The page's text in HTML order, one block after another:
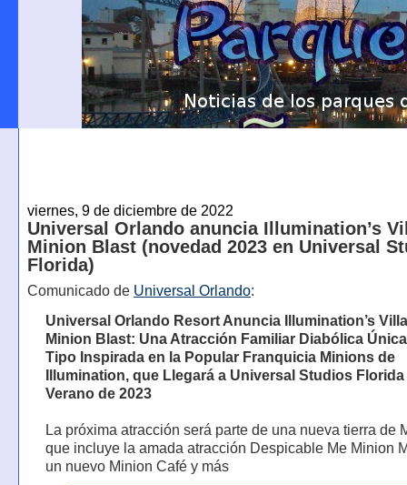
viernes, 9 de diciembre de 2022
Universal Orlando anuncia Illumination’s
Minion Blast (novedad 2023 en Universal
Florida)
Comunicado de Universal Orlando:
Universal Orlando Resort Anuncia Illumination’s
Minion Blast: Una Atracción Familiar Diabólica
Tipo Inspirada en la Popular Franquicia Minions de
Illumination, que Llegará a Universal Studios Florida
Verano de 2023
La próxima atracción será parte de una nueva tierra de
que incluye la amada atracción Despicable Me Minion
un nuevo Minion Café y más